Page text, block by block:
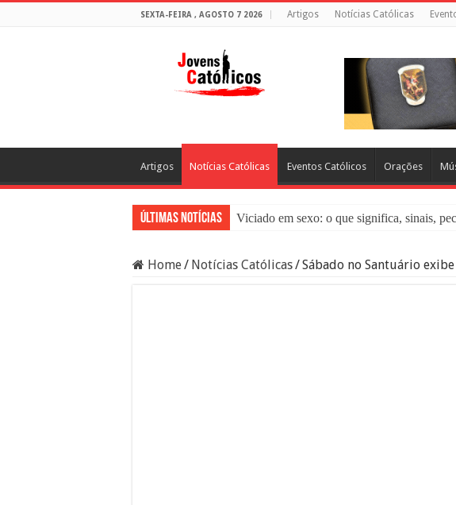
SEXTA-FEIRA , AGOSTO 7 2026 Artigos Notícias Católicas
Artigos Notícias Católicas Eventos Católicos Orações
Últimas Notícias
Viciado em sexo: o que significa, sinais,
Filme Sagrado Coração – Seu Reino Não
Home/ Notícias Católicas/Sábado no Santuário